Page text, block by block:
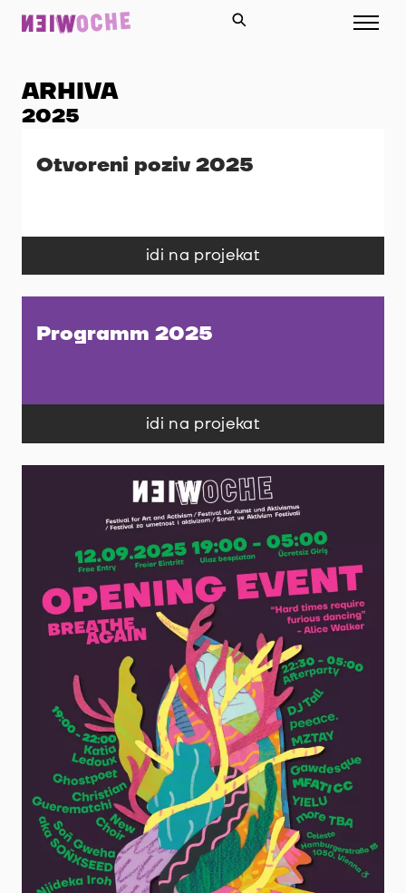
ARHIVA
2025
Otvoreni poziv 2025
idi na projekat
Programm 2025
idi na projekat